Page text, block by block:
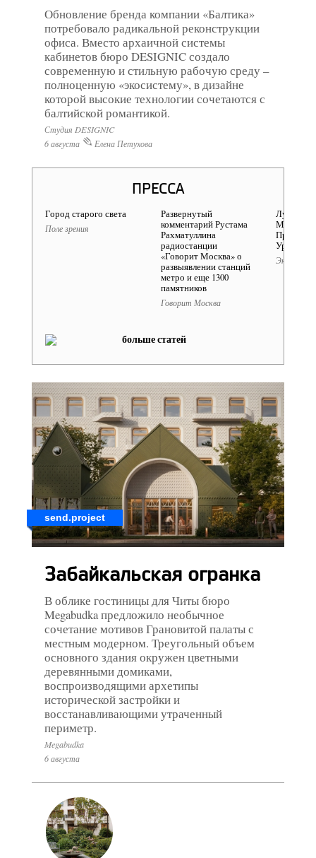
Обновление бренда компании «Балтика»
потребовало радикальной реконструкции
офиса. Вместо архаичной системы
кабинетов бюро DESIGNIC создало
современную и стильную рабочую среду –
полноценную «экосистему», в дизайне
которой высокие технологии сочетаются с
балтийской романтикой.
Студия DESIGNIC
6 августа
Елена Петухова
ПРЕССА
Город старого света
Поле зрения
Развернутый
комментарий Рустама
Рахматуллина
радиостанции
«Говорит Москва» о
развыявлении станций
метро и еще 1300
памятников
Говорит Москва
Лучший
Москвы
Проект
Урбан» и
больше статей
send.project
Забайкальская огранка
В облике гостиницы для Читы бюро
Megabudka предложило необычное
сочетание мотивов Грановитой палаты с
местным модерном. Треугольный объем
основного здания окружен цветными
деревянными домиками,
воспроизводящими архетипы
исторической застройки и
восстанавливающими утраченный
периметр.
Megabudka
6 августа